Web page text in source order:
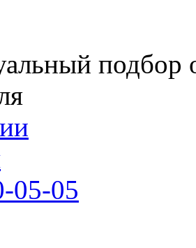
подбор
05-05